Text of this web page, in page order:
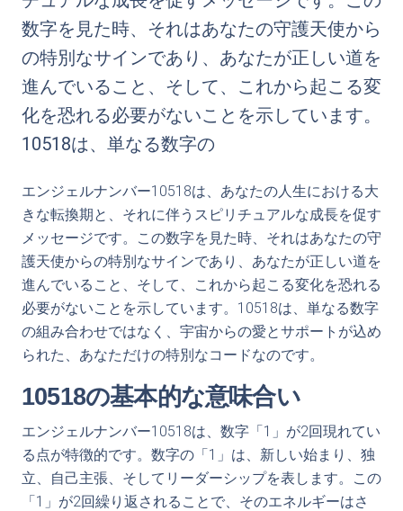
数字を見た時、それはあなたの守護天使から
の特別なサインであり、あなたが正しい道を
進んでいること、そして、これから起こる変
化を恐れる必要がないことを示しています。
10518は、単なる数字の
エンジェルナンバー10518は、あなたの人生における大
きな転換期と、それに伴うスピリチュアルな成長を促す
メッセージです。この数字を見た時、それはあなたの守
護天使からの特別なサインであり、あなたが正しい道を
進んでいること、そして、これから起こる変化を恐れる
必要がないことを示しています。10518は、単なる数字
の組み合わせではなく、宇宙からの愛とサポートが込め
られた、あなただけの特別なコードなのです。
10518の基本的な意味合い
エンジェルナンバー10518は、数字「1」が2回現れてい
る点が特徴的です。数字の「1」は、新しい始まり、独
立、自己主張、そしてリーダーシップを表します。この
「1」が2回繰り返されることで、そのエネルギーはさ